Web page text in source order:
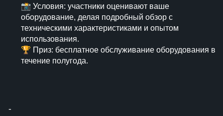
📸 Условия: участники оценивают ваше
оборудование, делая подробный обзор с
техническими характеристиками и опытом
использования.
🏆 Приз: бесплатное обслуживание оборудования в
течение полугода.
⁃